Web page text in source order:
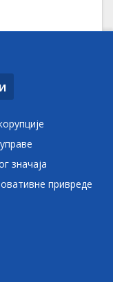
значаја
привреде